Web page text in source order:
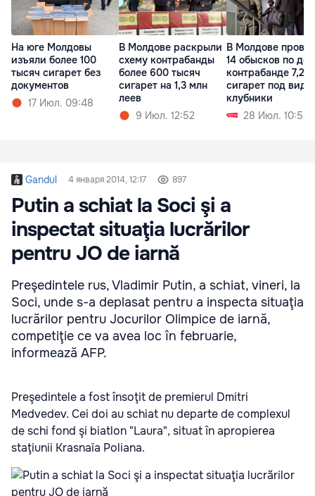
На юге Молдовы
изъяли более 100
тысяч сигарет без
документов
17 Июл. 09:48
В Молдове раскрыли
схему контрабанды
более 600 тысяч
сигарет на 1,3 млн
леев
9 Июл. 12:52
В Молдове
14 обысков по
контрабанде 7,2
сигарет под
клубники
28 Июл. 10:53
Gandul 4 января 2014, 12:17 897
Putin a schiat la Soci şi a
inspectat situaţia lucrărilor
pentru JO de iarnă
Preşedintele rus, Vladimir Putin, a schiat, vineri, la
Soci, unde s-a deplasat pentru a inspecta situaţia
lucrărilor pentru Jocurilor Olimpice de iarnă,
competiţie ce va avea loc în februarie,
informează AFP.
Preşedintele a fost însoţit de premierul Dmitri
Medvedev. Cei doi au schiat nu departe de complexul
de schi fond şi biatlon "Laura", situat în apropierea
staţiunii Krasnaïa Poliana.